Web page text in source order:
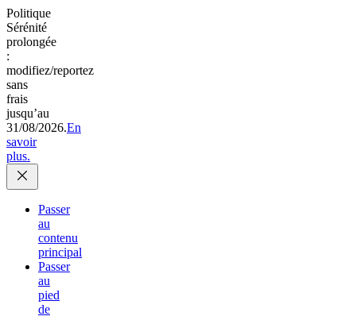
Politique
Sérénité
prolongée
:
modifiez/reportez
sans
frais
jusqu’au
31/08/2026.En
savoir
plus.
Passer
au
contenu
principal
Passer
au
pied
de